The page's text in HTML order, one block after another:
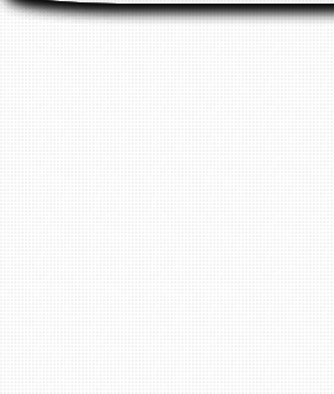
Do. - Fr. 9:00 - 13:00 Uhr &